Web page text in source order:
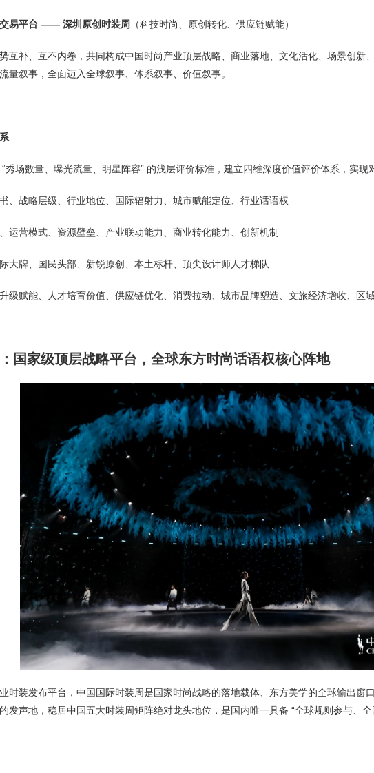
易平台 —— 深圳原创时装周 （科技时尚、原创转化、供应链赋能）
互补、互不内卷，共同构成中国时尚产业顶层战略、商业落地、文化活化、场景创新
量叙事，全面迈入全球叙事、体系叙事、价值叙事。
秀场数量、曝光流量、明星阵容” 的浅层评价标准，建立四维深度价值评价体系，实现
书、战略层级、行业地位、国际辐射力、城市赋能定位、行业话语权
运营模式、资源壁垒、产业联动能力、商业转化能力、创新机制
际大牌、国民头部、新锐原创、本土标杆、顶尖设计师人才梯队
升级赋能、人才培育价值、供应链优化、消费拉动、城市品牌塑造、文旅经济增收、区
国家级顶层战略平台，全球东方时尚话语权核心阵地
时装发布平台，中国国际时装周是国家时尚战略的落地载体、东方美学的全球输出窗
发声地，稳居中国五大时装周矩阵绝对龙头地位，是国内唯一具备 “全球规则参与、